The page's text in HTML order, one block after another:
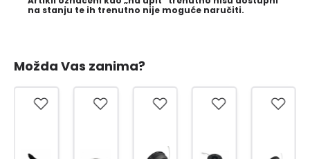
na stanju te ih trenutno nije moguće naručiti.
Možda Vas zanima?